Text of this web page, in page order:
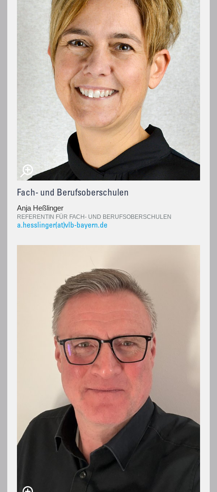
Fach- und Berufsoberschulen
Anja Heßlinger
REFERENTIN FÜR FACH- UND BERUFSOBERSCHULEN
a.hesslinger(at)vlb-bayern.de